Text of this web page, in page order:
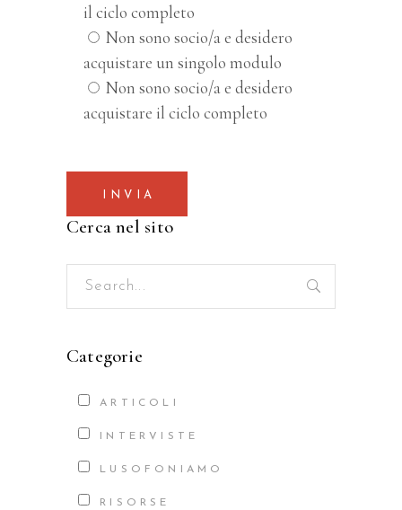
il ciclo completo
Non sono socio/a e desidero
acquistare un singolo modulo
Non sono socio/a e desidero
acquistare il ciclo completo
INVIA
Cerca nel sito
Search
Categorie
ARTICOLI
INTERVISTE
LUSOFONIAMO
RISORSE